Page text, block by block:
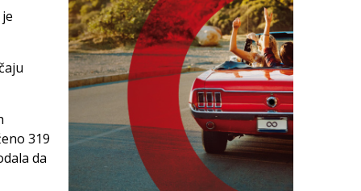
319
da